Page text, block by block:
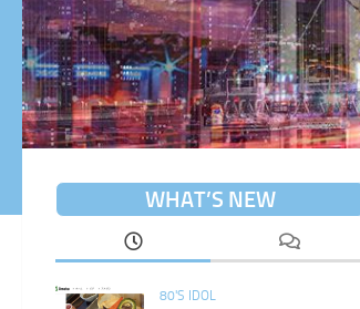
WHAT’S NEW
80'S IDOL